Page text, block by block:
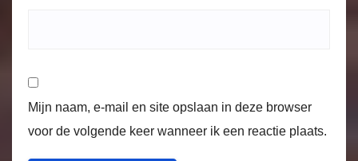
Mijn naam, e-mail en site opslaan in deze browser
voor de volgende keer wanneer ik een reactie plaats.